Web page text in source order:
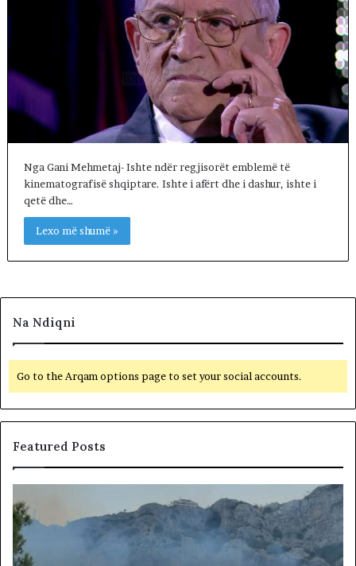
Nga Gani Mehmetaj- Ishte ndër regjisorët emblemë të
kinematografisë shqiptare. Ishte i afërt dhe i dashur, ishte i
qetë dhe…
Lexo më shumë »
Na Ndiqni
Go to the Arqam options page to set your social accounts.
Featured Posts
r
u
a